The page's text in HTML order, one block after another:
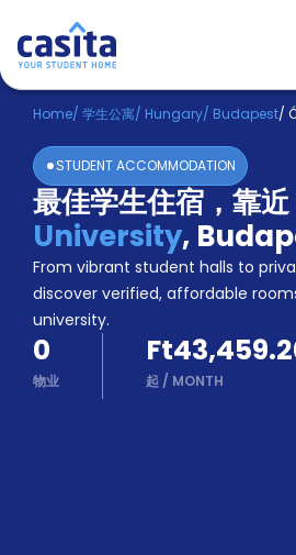
Home ZH HUF
登
入
Booking
Accommodation
About
us
Blog
Refer
And
Earn
Become
Home/ 学生公寓/ Hungary/ Budapest/
STUDENT ACCOMMODATION
最佳学生住宿，靠近
University,
From vibrant student halls to
discover verified, affordable
university.
0
物业 起 / MONTH